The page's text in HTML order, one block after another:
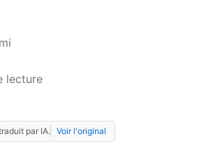
lecture
par IA. Voir l'original